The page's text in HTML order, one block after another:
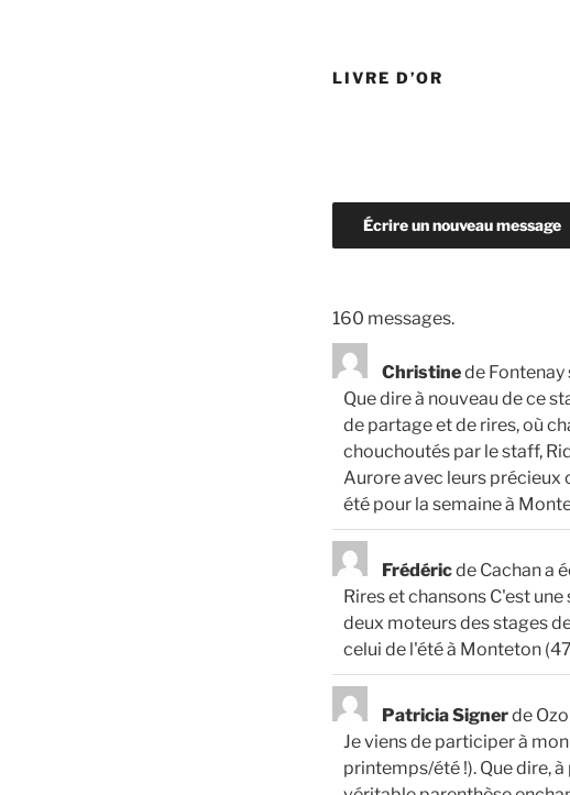
LIVRE D’OR
160 messages.
Christinede Fontenay
Que dire à nouveau de ce
de partage et de rires, où
chouchoutés par le staff,
Aurore avec leurs précieux
été pour la semaine à
Frédéricde Cachana
Rires et chansons C'est
deux moteurs des stages
celui de l'été à Monteton
Patricia Signerde
Je viens de participer à
printemps/été !). Que dire,